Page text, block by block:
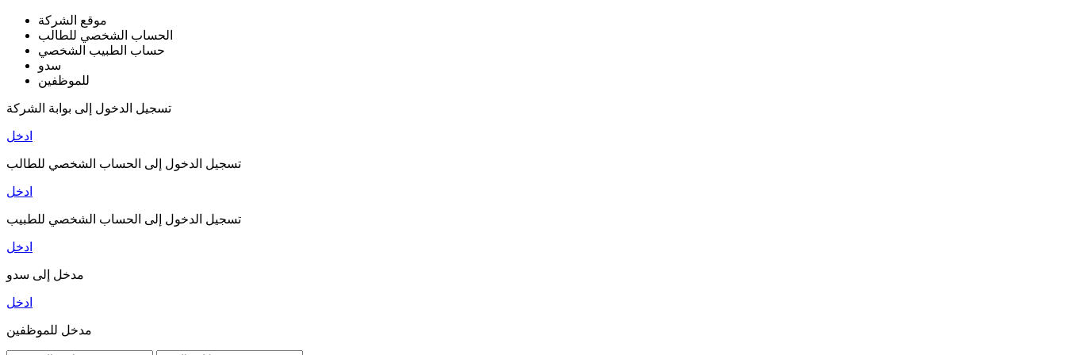
موقع الشركة
الحساب الشخصي للطالب
حساب الطبيب الشخصي
سدو
للموظفين
تسجيل الدخول إلى بوابة الشركة
ادخل
تسجيل الدخول إلى الحساب الشخصي للطالب
ادخل
تسجيل الدخول إلى الحساب الشخصي للطبيب
ادخل
مدخل إلى سدو
ادخل
مدخل للموظفين